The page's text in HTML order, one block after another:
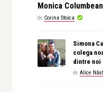
OPERA ȘI BALET
Monica
de Corina Stoica
Simona
colega
dintre noi
de Alice